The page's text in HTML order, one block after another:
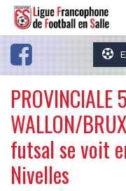
PROVINCIALE
WALLON/
futsal se voit
Nivelles